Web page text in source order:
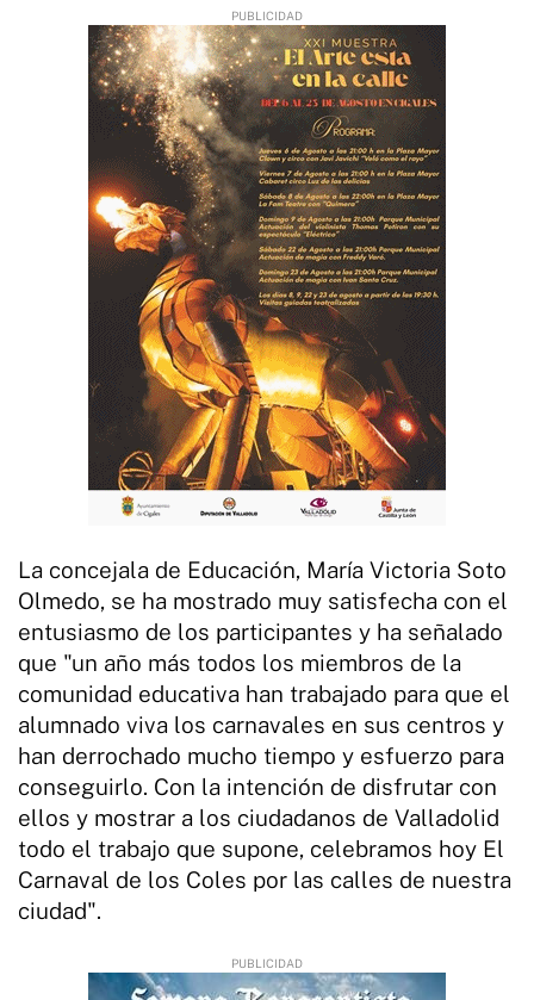
La concejala de Educación, María Victoria Soto
Olmedo, se ha mostrado muy satisfecha con el
entusiasmo de los participantes y ha señalado
que "un año más todos los miembros de la
comunidad educativa han trabajado para que el
alumnado viva los carnavales en sus centros y
han derrochado mucho tiempo y esfuerzo para
conseguirlo. Con la intención de disfrutar con
ellos y mostrar a los ciudadanos de Valladolid
todo el trabajo que supone, celebramos hoy El
Carnaval de los Coles por las calles de nuestra
ciudad".